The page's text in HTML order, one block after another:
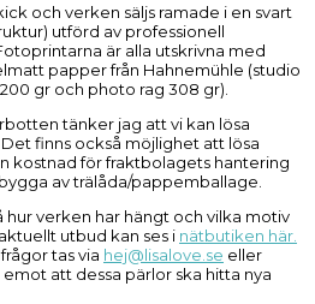
och verken säljs ramade i en svart
utförd av professionell
är alla utskrivna med
papper från Hahnemühle (studio
gr och photo rag 308 gr).
tänker jag att vi kan lösa
finns också möjlighet att lösa
kostnad för fraktbolagets hantering
av trälåda/pappemballage.
hur verken har hängt och vilka motiv
utbud kan ses i nätbutiken här.
tas via hej@lisalove.se eller
emot att dessa pärlor ska hitta nya